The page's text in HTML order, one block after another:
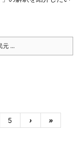
元 ...
5 › »